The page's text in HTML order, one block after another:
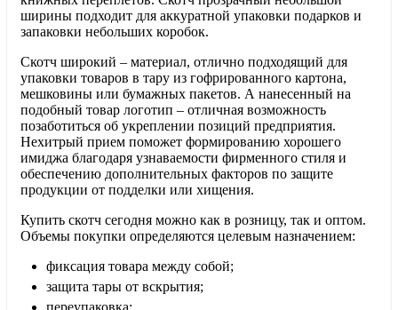
ширины подходит для аккуратной упаковки подарков и
запаковки небольших коробок.
Скотч широкий – материал, отлично подходящий для
упаковки товаров в тару из гофрированного картона,
мешковины или бумажных пакетов. А нанесенный на
подобный товар логотип – отличная возможность
позаботиться об укреплении позиций предприятия.
Нехитрый прием поможет формированию хорошего
имиджа благодаря узнаваемости фирменного стиля и
обеспечению дополнительных факторов по защите
продукции от подделки или хищения.
Купить скотч сегодня можно как в розницу, так и оптом.
Объемы покупки определяются целевым назначением:
фиксация товара между собой;
защита тары от вскрытия;